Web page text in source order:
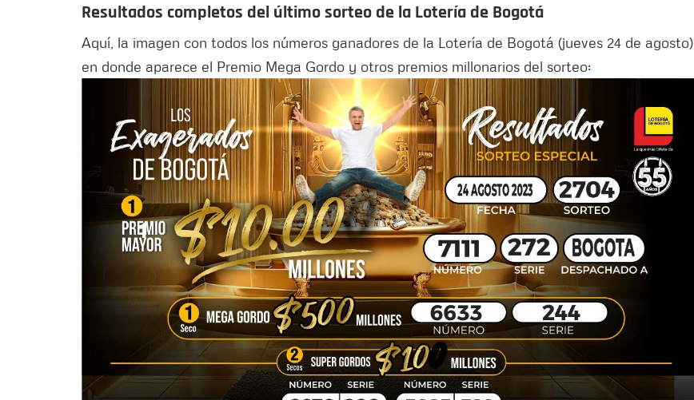
Resultados completos del último sorteo de la Lotería de Bogotá
Aquí, la imagen con todos los números ganadores de la Lotería de Bogotá (jueves 24 de agosto),
en donde aparece el Premio Mega Gordo y otros premios millonarios del sorteo: